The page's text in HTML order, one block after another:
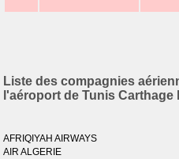
Liste des compagnies
l'aéroport de Tunis Carthage
AFRIQIYAH AIRWAYS
AIR ALGERIE